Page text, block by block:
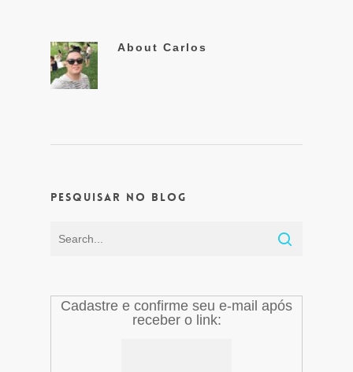
About Carlos
Pesquisar no Blog
Cadastre e confirme seu e-mail após
receber o link: